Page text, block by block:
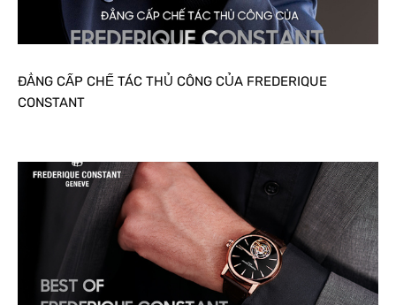
ĐẲNG CẤP CHẾ TÁC THỦ CÔNG CỦA FREDERIQUE
CONSTANT